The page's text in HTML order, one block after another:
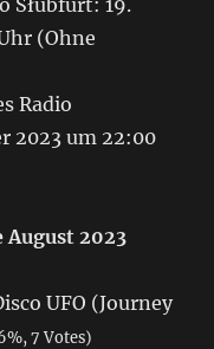
(Ohne
Radio
2023 um 22:00
2023
UFO (Journey
7 Votes)